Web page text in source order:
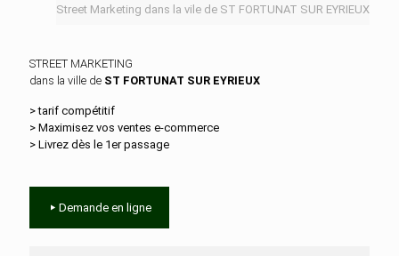
Street Marketing dans la vile de ST FORTUNAT SUR EYRIEUX
STREET MARKETING
dans la ville de ST FORTUNAT SUR EYRIEUX
> tarif compétitif
> Maximisez vos ventes e‑commerce
> Livrez dès le 1er passage
Demande en ligne